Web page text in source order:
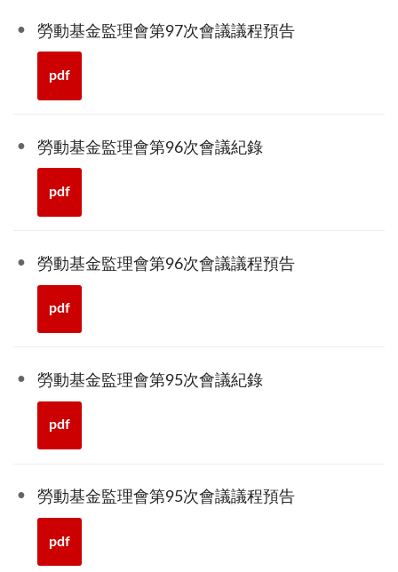
勞動基金監理會第97次會議議程預告
pdf
勞動基金監理會第96次會議紀錄
pdf
勞動基金監理會第96次會議議程預告
pdf
勞動基金監理會第95次會議紀錄
pdf
勞動基金監理會第95次會議議程預告
pdf